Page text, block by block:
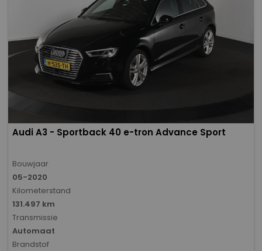
Audi A3 - Sportback 40 e-tron Advance Sport
Bouwjaar
05-2020
Kilometerstand
131.497 km
Transmissie
Automaat
Brandstof